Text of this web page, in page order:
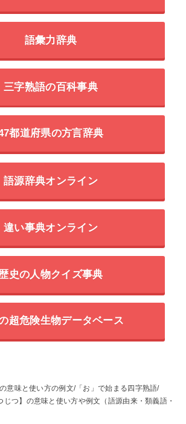
語彙力辞典
三字熟語の百科事典
都道府県の方言辞典
語源辞典オンライン
違い事典オンライン
史の人物クイズ事典
超危険生物データベース
意味と使い方の例文
「お」で始まる四字熟語
じつ】の意味と使い方や例文（語源由来・類義語・